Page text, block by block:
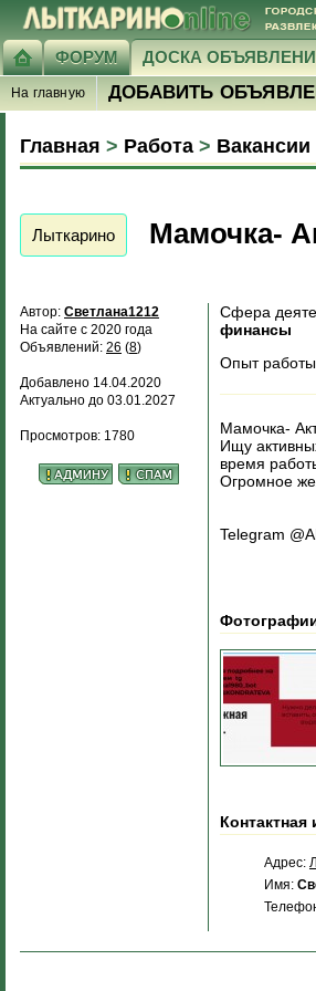
ФОРУМ ДОСКА
На главную ДОБАВИТЬ
Главная > Работа > Вакансии
Лыткарино Мамочка-
Автор: Светлана1212
На сайте с 2020 года
Объявлений: 26 (8)
Добавлено 14.04.2020
Актуально до 03.01.2027
Просмотров: 1780
Сфера
финансы
Опыт
Мамочка-
Ищу
время
Огромное
Telegram
Адрес:
Имя: